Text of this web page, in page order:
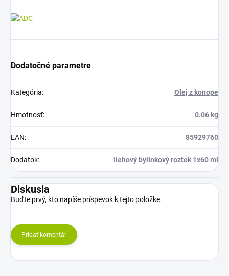
Dodatočné parametre
Kategória: Olej z konope
Hmotnosť: 0.06 kg
EAN: 85929760
Dodatok: liehový bylinkový roztok 1x60 ml
Diskusia
Buďte prvý, kto napíše príspevok k tejto položke.
Pridať komentár